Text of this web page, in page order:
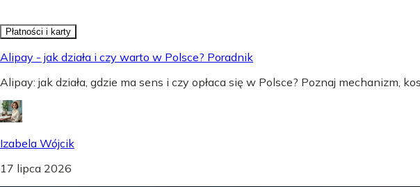
Płatności i karty
Alipay - jak działa i czy warto w Polsce? Poradnik
Alipay: jak działa, gdzie ma sens i czy opłaca się w Polsce? Poznaj mechanizm,
Izabela Wójcik
17 lipca 2026